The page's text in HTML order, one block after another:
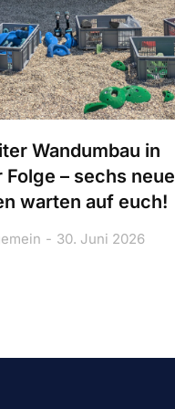
Wandumbau in
Folge – sechs neue
warten auf euch!
30. Juni 2026